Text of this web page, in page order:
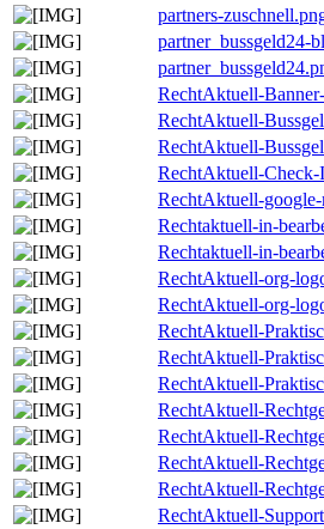
partners-
partner_bussgeld24-
RechtAktuell-
RechtAktuell-
RechtAktuell-
RechtAktuell-
RechtAktuell-
Rechtaktuell-in-
Rechtaktuell-in-
RechtAktuell-org-
RechtAktuell-org-
RechtAktuell-
RechtAktuell-
RechtAktuell-
RechtAktuell-
RechtAktuell-
RechtAktuell-
RechtAktuell-
RechtAktuell-